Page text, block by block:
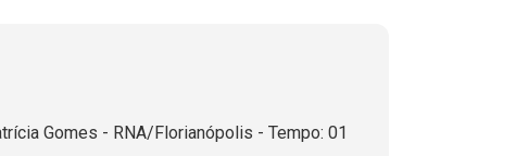
Gomes - RNA/Florianópolis - Tempo: 01